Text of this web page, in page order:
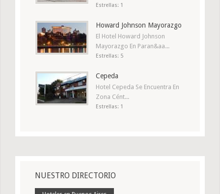
Estrellas: 1
Howard Johnson Mayorazgo
El Hotel Howard Johnson
Mayorazgo En Paran&aa...
Estrellas: 5
Cepeda
Hotel Cepeda Se Encuentra En
Zona Cént...
Estrellas: 1
NUESTRO DIRECTORIO